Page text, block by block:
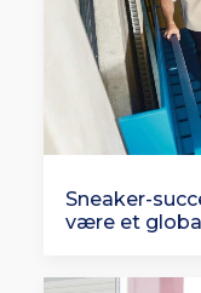
Sneaker-
være et